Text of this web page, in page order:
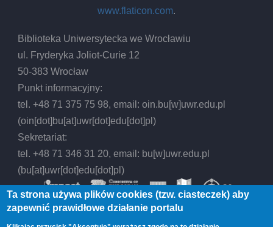
www.flaticon.com.
Biblioteka Uniwersytecka we Wrocławiu
ul. Fryderyka Joliot-Curie 12
50-383 Wrocław
Punkt informacyjny:
tel. +48 71 375 75 98, email:oin.bu[w]uwr.edu.pl
(oin[dot]bu[at]uwr[dot]edu[dot]pl)
Sekretariat:
tel. +48 71 346 31 20, email: bu[w]uwr.edu.pl
(bu[at]uwr[dot]edu[dot]pl)
Ta strona używa plików cookies (tzw. ciasteczek) aby
zapewnić prawidłowe działanie portalu